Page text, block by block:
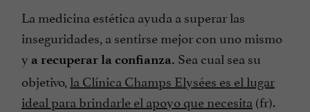
La medicina estética ayuda a superar las
inseguridades, a sentirse mejor con uno mismo
y a recuperar la confianza. Sea cual sea su
objetivo, la Clínica Champs Elysées es el lugar
ideal para brindarle el apoyo que necesita (fr).